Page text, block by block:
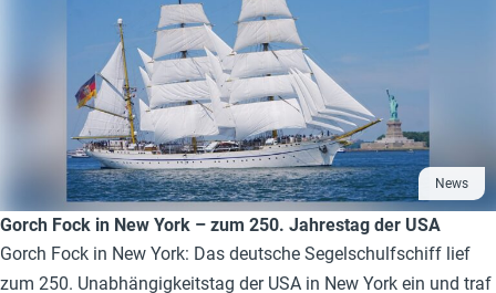
News
Gorch Fock in New York – zum 250. Jahrestag der USA
Gorch Fock in New York: Das deutsche Segelschulfschiff lief
zum 250. Unabhängigkeitstag der USA in New York ein und traf